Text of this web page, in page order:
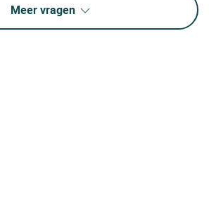
Meer vragen